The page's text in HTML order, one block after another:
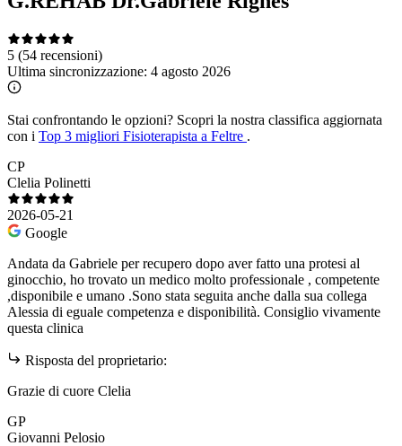
5 (54 recensioni)
Ultima sincronizzazione: 4 agosto 2026
Stai confrontando le opzioni? Scopri la nostra classifica aggiornata
con i Top 3 migliori Fisioterapista a Feltre .
CP
Clelia Polinetti
2026-05-21
Google
Andata da Gabriele per recupero dopo aver fatto una protesi al
ginocchio, ho trovato un medico molto professionale , competente
,disponibile e umano .Sono stata seguita anche dalla sua collega
Alessia di eguale competenza e disponibilità. Consiglio vivamente
questa clinica
Risposta del proprietario:
Grazie di cuore Clelia
GP
Giovanni Pelosio